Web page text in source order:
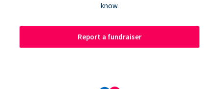
know.
Report a fundraiser